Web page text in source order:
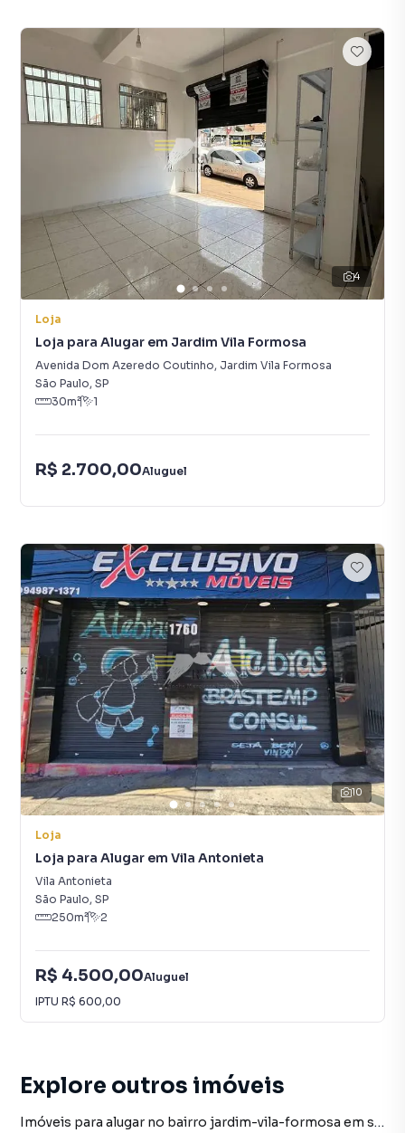
4
Loja
Loja para Alugar em Jardim Vila Formosa
Avenida Dom Azeredo Coutinho, Jardim Vila Formosa
São Paulo, SP
30m² 1
R$ 2.700,00Aluguel
10
Loja
Loja para Alugar em Vila Antonieta
Vila Antonieta
São Paulo, SP
250m² 2
R$ 4.500,00Aluguel
IPTU R$ 600,00
Explore outros imóveis
Imóveis para alugar no bairro jardim-vila-formosa em sao-paulo sp